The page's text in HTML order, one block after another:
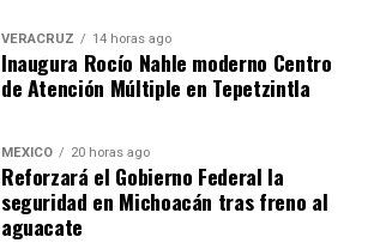
VERACRUZ 14 horas ago
Inaugura Rocío Nahle moderno Centro
de Atención Múltiple en Tepetzintla
MÉXICO 20 horas ago
Reforzará el Gobierno Federal la
seguridad en Michoacán tras freno al
aguacate